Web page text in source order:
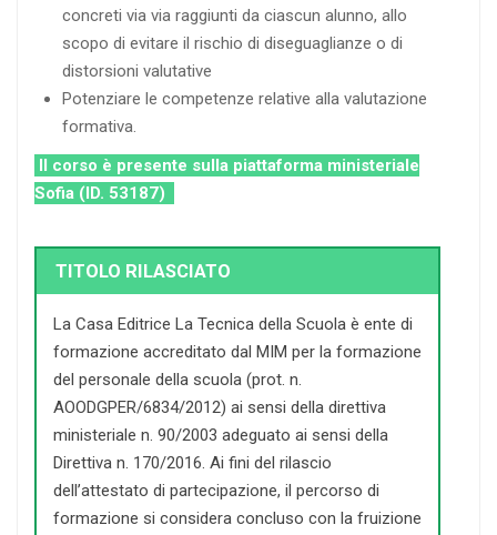
concreti via via raggiunti da ciascun alunno, allo
scopo di evitare il rischio di diseguaglianze o di
distorsioni valutative
Potenziare le competenze relative alla valutazione
formativa.
Il corso è presente sulla piattaforma ministeriale
Sofia (ID. 53187)
TITOLO RILASCIATO
La Casa Editrice La Tecnica della Scuola è ente di
formazione accreditato dal MIM per la formazione
del personale della scuola (prot. n.
AOODGPER/6834/2012) ai sensi della direttiva
ministeriale n. 90/2003 adeguato ai sensi della
Direttiva n. 170/2016. Ai fini del rilascio
dell’attestato di partecipazione, il percorso di
formazione si considera concluso con la fruizione